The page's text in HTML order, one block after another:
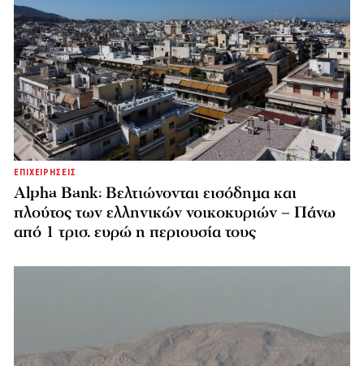
ΕΠΙΧΕΙΡΗΣΕΙΣ
Alpha Bank: Βελτιώνονται εισόδημα και
πλούτος των ελληνικών νοικοκυριών – Πάνω
από 1 τρισ. ευρώ η περιουσία τους